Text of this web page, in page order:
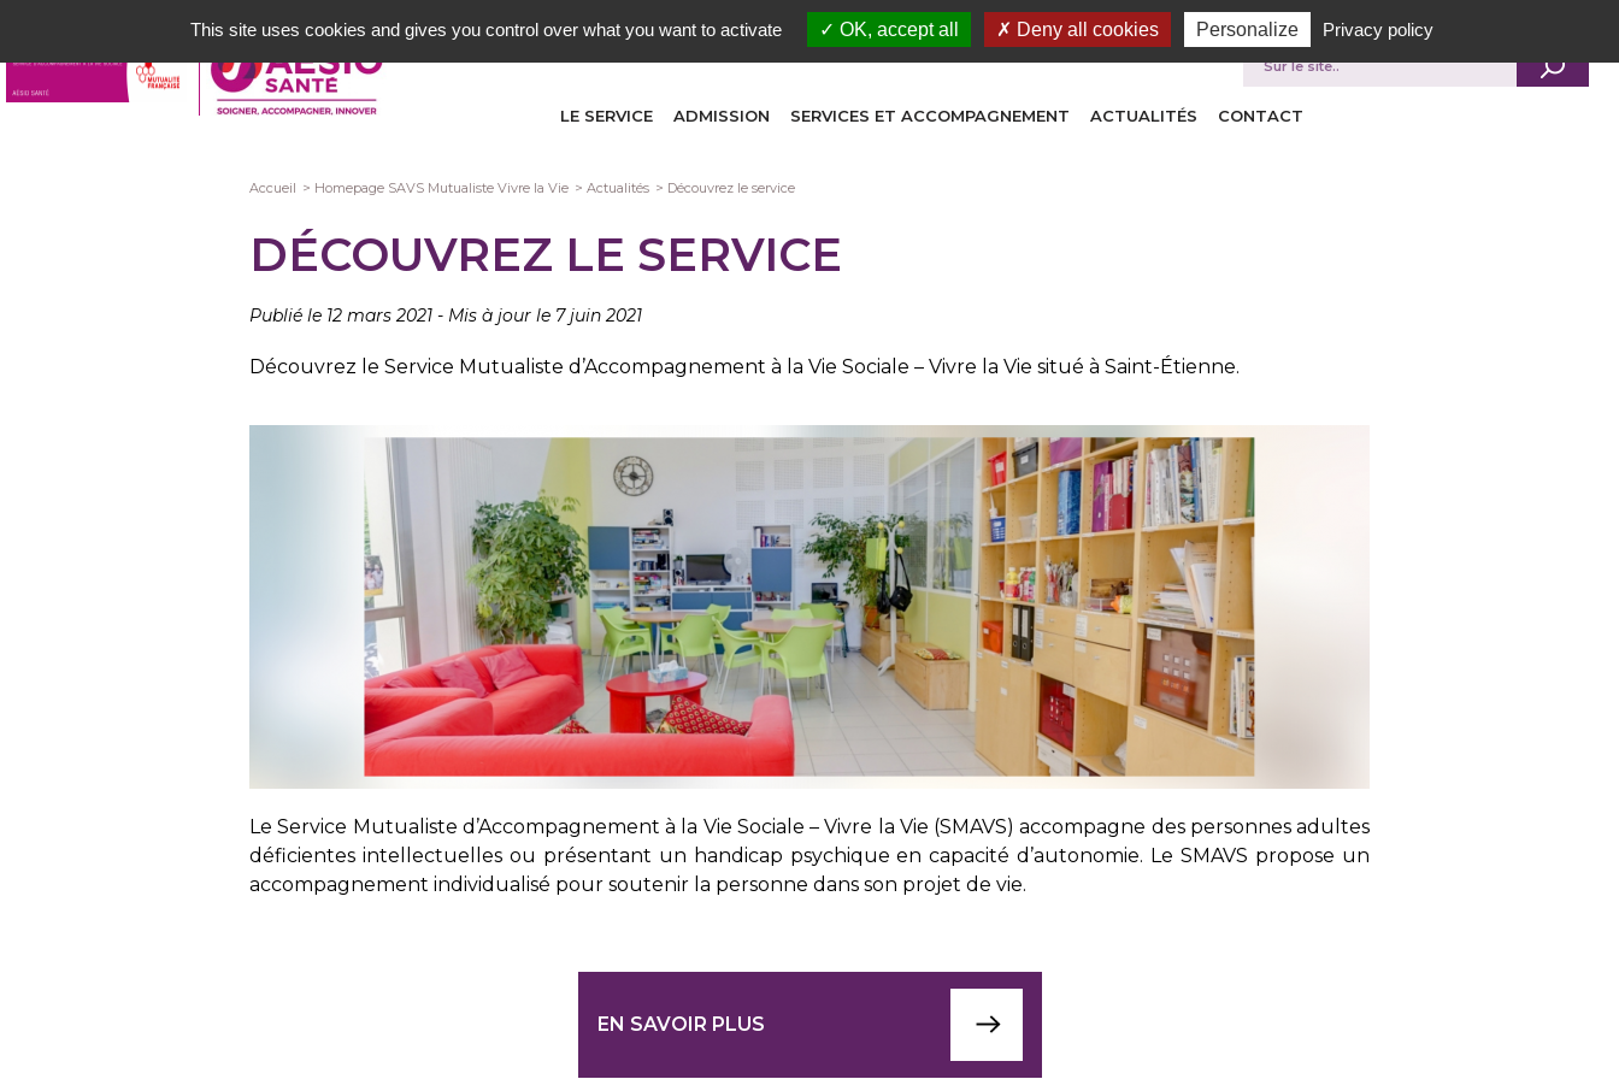
contenu
principal
LE SERVICE ADMISSION SERVICES ET ACCOMPAGNEMENT ACTUALITÉS CONTACT
Je recherche
Fil
d'Ariane
Accueil Homepage SAVS Mutualiste Vivre la Vie Actualités Découvrez le service
DÉCOUVREZ LE SERVICE
Publié le 12 mars 2021 - Mis à jour le 7 juin 2021
Découvrez le Service Mutualiste d’Accompagnement à la Vie Sociale – Vivre la Vie situé à Saint-Étienne.
Le Service Mutualiste d’Accompagnement à la Vie Sociale – Vivre la Vie (SMAVS) accompagne des personnes adultes
déficientes intellectuelles ou présentant un handicap psychique en capacité d’autonomie. Le SMAVS propose un
accompagnement individualisé pour soutenir la personne dans son projet de vie.
EN SAVOIR PLUS
This site uses cookies and gives you control over what you want to activate OK, accept all Deny all cookies Personalize Privacy policy